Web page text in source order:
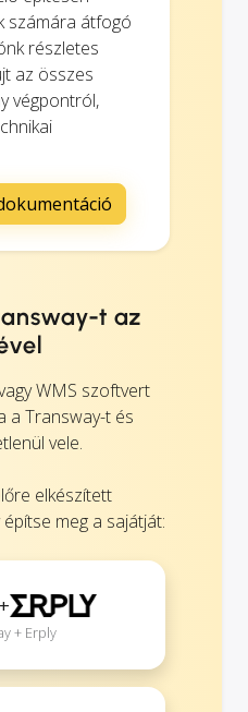
számára átfogó
részletes
az összes
végpontról,
t az
WMS szoftvert
a Transway-t és
vele.
elkészített
meg a sajátját:
+
+ Erply